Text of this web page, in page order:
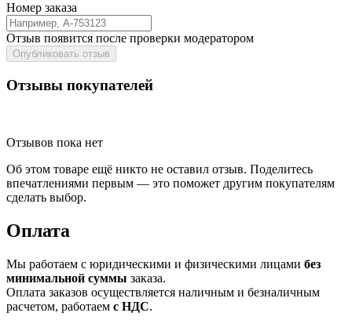
Номер заказа
Отзыв появится после проверки модератором
Опубликовать отзыв
Отзывы покупателей
Отзывов пока нет
Об этом товаре ещё никто не оставил отзыв. Поделитесь
впечатлениями первым — это поможет другим покупателям
сделать выбор.
Оплата
Мы работаем с юридическими и физическими лицами без
минимальной суммы заказа.
Оплата заказов осуществляется наличным и безналичным
расчетом, работаем с НДС.